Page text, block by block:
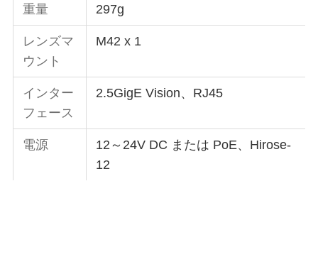
重量 297g
レンズマ
ウント
M42 x 1
インター
フェース
2.5GigE Vision、RJ45
電源
12～24V DC または PoE、Hirose-
12